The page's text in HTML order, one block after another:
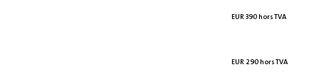
EUR 390 hors TVA
EUR 290 hors TVA